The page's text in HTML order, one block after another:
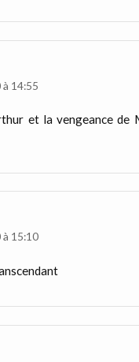
14:55
et la vengeance de
à 15:10